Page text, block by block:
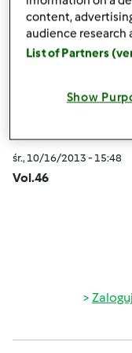
Zaloguj
śr., 10/16/2013 - 15:48
Vol.46
Zaloguj
content,
audience research
List of Partners
Show